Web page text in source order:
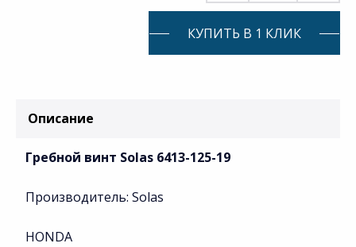
КУПИТЬ В 1 КЛИК
Описание
Гребной винт Solas 6413-125-19
Производитель: Solas
HONDA